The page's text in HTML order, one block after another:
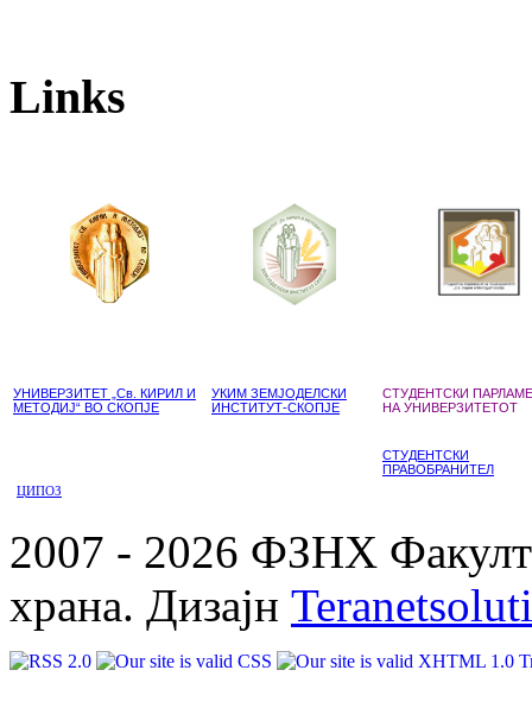
Links
УНИВЕРЗИТЕТ „Св. КИРИЛ И
МЕТОДИЈ“ ВО СКОПЈЕ
УКИМ ЗЕМЈОДЕЛСКИ
ИНСТИТУТ-СКОПЈЕ
СТУДЕНТСКИ
НА УНИВЕРЗИТЕТОТ
СТУДЕНТСКИ
ПРАВОБРАНИТЕЛ
ЦИПОЗ
2007 - 2026 ФЗНХ
храна. Дизајн